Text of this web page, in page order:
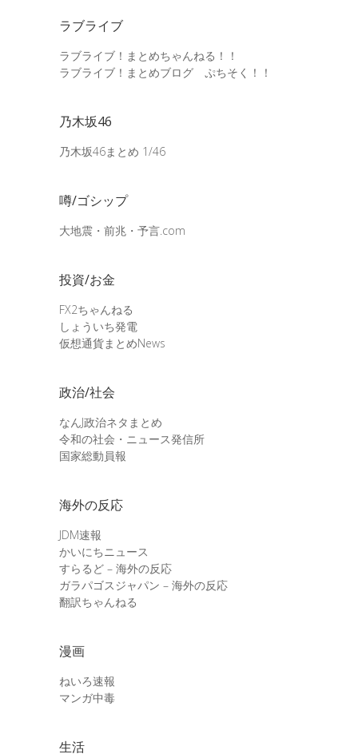
ラブライブ
ラブライブ！まとめちゃんねる！！
ラブライブ！まとめブログ ぷちそく！！
乃木坂46
乃木坂46まとめ 1/46
噂/ゴシップ
大地震・前兆・予言.com
投資/お金
FX2ちゃんねる
しょういち発電
仮想通貨まとめNews
政治/社会
なんJ政治ネタまとめ
令和の社会・ニュース発信所
国家総動員報
海外の反応
JDM速報
かいにちニュース
すらるど – 海外の反応
ガラパゴスジャパン – 海外の反応
翻訳ちゃんねる
漫画
ねいろ速報
マンガ中毒
生活